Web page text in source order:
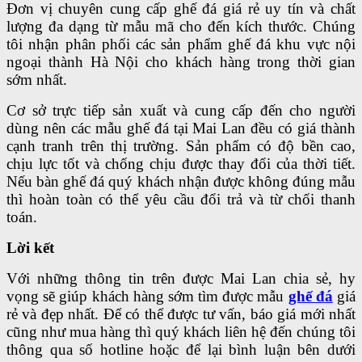
Đơn vị chuyên cung cấp ghế đá giá rẻ uy tín và chất
lượng đa dạng từ mẫu mã cho đến kích thước. Chúng
tôi nhận phân phối các sản phẩm ghế đá khu vực nội
ngoại thành Hà Nội cho khách hàng trong thời gian
sớm nhất.
Cơ sở trực tiếp sản xuất và cung cấp đến cho người
dùng nên các mẫu ghế đá tại Mai Lan đều có giá thành
cạnh tranh trên thị trường. Sản phẩm có độ bền cao,
chịu lực tốt và chống chịu được thay đổi của thời tiết.
Nếu bàn ghế đá quý khách nhận được không đúng mẫu
thì hoàn toàn có thể yêu cầu đổi trả và từ chối thanh
toán.
Lời kết
Với những thông tin trên được Mai Lan chia sẻ, hy
vọng sẽ giúp khách hàng sớm tìm được mẫu ghế đá giá
rẻ và đẹp nhất. Để có thể được tư vấn, báo giá mới nhất
cũng như mua hàng thì quý khách liên hệ đến chúng tôi
thông qua số hotline hoặc để lại bình luận bên dưới